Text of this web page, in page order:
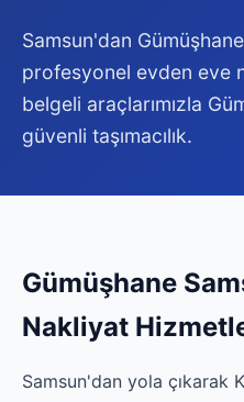
Samsun'dan
profesyonel evden eve
belgeli araçlarımızla
güvenli taşımacılık.
Gümüşhane
Nakliyat
Samsun'dan yola çıkarak